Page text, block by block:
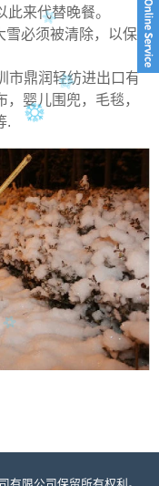
来代替晚餐。
必须被清除，以保
市鼎润轻纺进出口有
婴儿围兜，毛毯，
.